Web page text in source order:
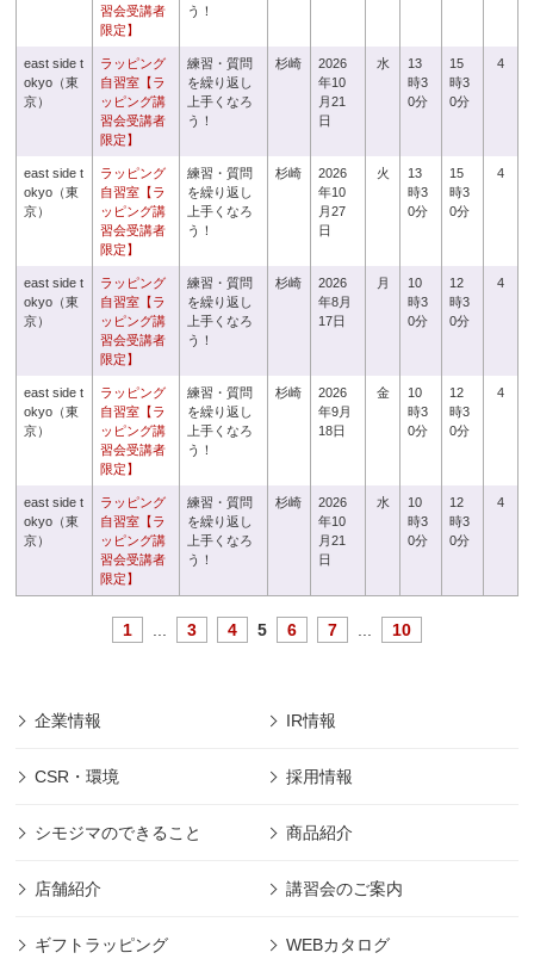
習会受講者
限定】
う！
east side t
okyo（東
京）
ラッピング
自習室【ラ
ッピング講
習会受講者
限定】
練習・質問
を繰り返し
上手くなろ
う！
杉崎
2026
年10
月21
日
水
13
時3
0分
15
時3
0分
4
east side t
okyo（東
京）
ラッピング
自習室【ラ
ッピング講
習会受講者
限定】
練習・質問
を繰り返し
上手くなろ
う！
杉崎
2026
年10
月27
日
火
13
時3
0分
15
時3
0分
4
east side t
okyo（東
京）
ラッピング
自習室【ラ
ッピング講
習会受講者
限定】
練習・質問
を繰り返し
上手くなろ
う！
杉崎
2026
年8月
17日
月
10
時3
0分
12
時3
0分
4
east side t
okyo（東
京）
ラッピング
自習室【ラ
ッピング講
習会受講者
限定】
練習・質問
を繰り返し
上手くなろ
う！
杉崎
2026
年9月
18日
金
10
時3
0分
12
時3
0分
4
east side t
okyo（東
京）
ラッピング
自習室【ラ
ッピング講
習会受講者
限定】
練習・質問
を繰り返し
上手くなろ
う！
杉崎
2026
年10
月21
日
水
10
時3
0分
12
時3
0分
4
1 3 4 5 6 7 10
企業情報 IR情報
CSR・環境 採用情報
シモジマのできること 商品紹介
店舗紹介 講習会のご案内
ギフトラッピング WEBカタログ